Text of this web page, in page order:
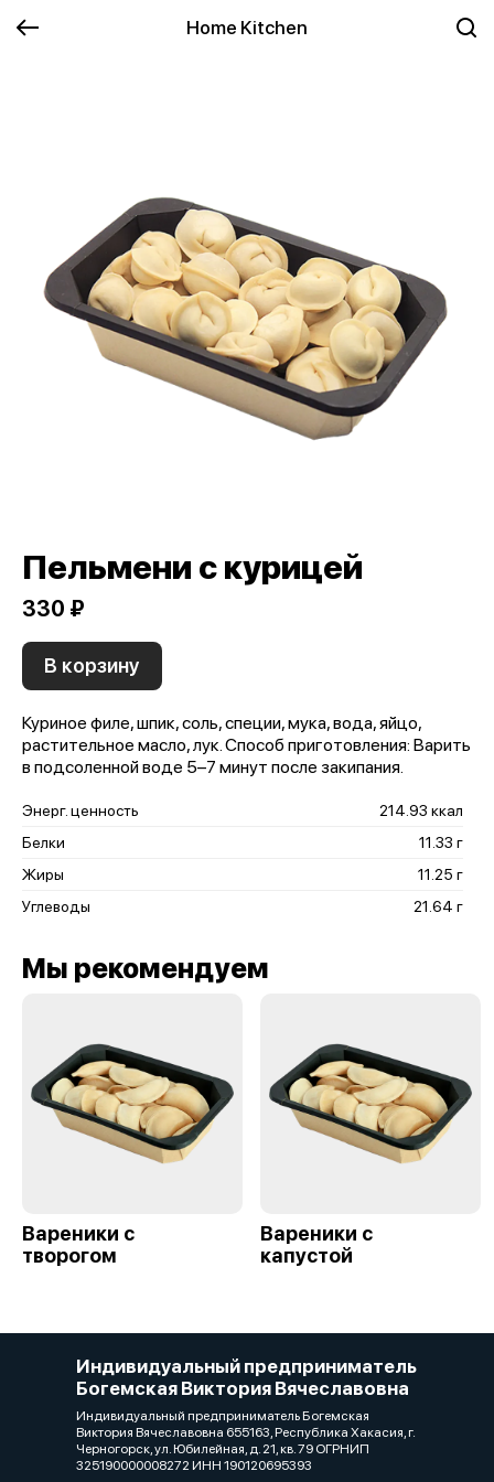
Home Kitchen
Пельмени с курицей
330 ₽
В корзину
Куриное филе, шпик, соль, специи, мука, вода, яйцо,
растительное масло, лук. Способ приготовления: Варить
в подсоленной воде 5–7 минут после закипания.
Энерг. ценность
214.93 ккал
Белки
11.33 г
Жиры
11.25 г
Углеводы
21.64 г
Мы рекомендуем
Вареники с
творогом
Вареники с
капустой
Индивидуальный предприниматель
Богемская Виктория Вячеславовна
Индивидуальный предприниматель Богемская
Виктория Вячеславовна 655163, Республика Хакасия, г.
Черногорск, ул. Юбилейная, д. 21, кв. 79 ОГРНИП
325190000008272 ИНН 190120695393